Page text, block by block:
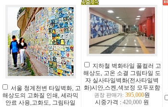
서울 청계천변 타일벽화, 고
해상도의 고화질 인쇄, 세라믹
안료 사용,고화도, 그림타일
지하철 벽화타일 풀컬러 고
해상도, 고온 소결 그림타일 도
자 실사타일벽화(전사타일벽
화)시안,스켄,색보정 모두포함
권장 판매가: 395,000원
시중가격 : 420,000원